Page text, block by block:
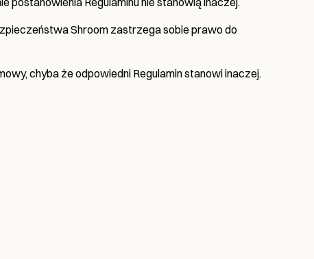
Shroom zastrzega sobie prawo do
chyba że odpowiedni Regulamin stanowi inaczej.